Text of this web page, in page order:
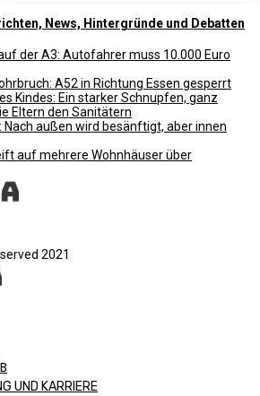
News, Hintergründe und Debatten
der A3: Autofahrer muss 10.000 Euro
A52 in Richtung Essen gesperrt
Kindes: Ein starker Schnupfen, ganz
Eltern den Sanitätern
Nach außen wird besänftigt, aber innen
auf mehrere Wohnhäuser über
2021
UND KARRIERE